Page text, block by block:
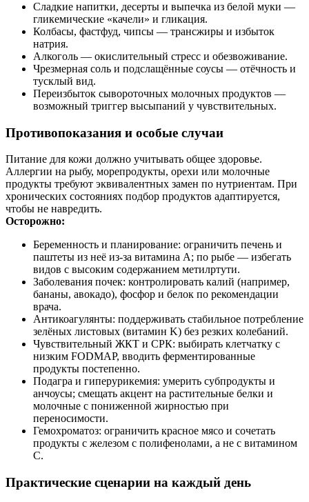
Сладкие напитки, десерты и выпечка из белой муки —
гликемические «качели» и гликация.
Колбасы, фастфуд, чипсы — трансжиры и избыток
натрия.
Алкоголь — окислительный стресс и обезвоживание.
Чрезмерная соль и подслащённые соусы — отёчность и
тусклый вид.
Переизбыток сывороточных молочных продуктов —
возможный триггер высыпаний у чувствительных.
Противопоказания и особые случаи
Питание для кожи должно учитывать общее здоровье.
Аллергии на рыбу, морепродукты, орехи или молочные
продукты требуют эквивалентных замен по нутриентам. При
хронических состояниях подбор продуктов адаптируется,
чтобы не навредить.
Осторожно:
Беременность и планирование: ограничить печень и
паштеты из неё из-за витамина A; по рыбе — избегать
видов с высоким содержанием метилртути.
Заболевания почек: контролировать калий (например,
бананы, авокадо), фосфор и белок по рекомендации
врача.
Антикоагулянты: поддерживать стабильное потребление
зелёных листовых (витамин K) без резких колебаний.
Чувствительный ЖКТ и СРК: выбирать клетчатку с
низким FODMAP, вводить ферментированные
продукты постепенно.
Подагра и гиперурикемия: умерить субпродукты и
анчоусы; смещать акцент на растительные белки и
молочные с пониженной жирностью при
переносимости.
Гемохроматоз: ограничить красное мясо и сочетать
продукты с железом с полифенолами, а не с витамином
C.
Практические сценарии на каждый день